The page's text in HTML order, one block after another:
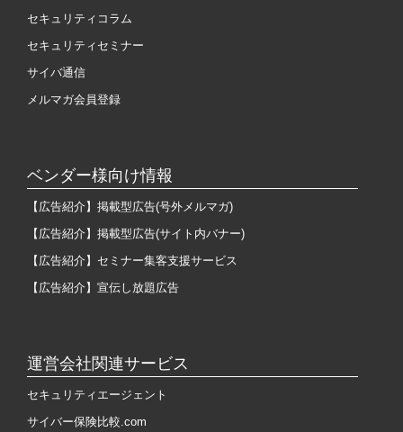
セキュリティコラム
セキュリティセミナー
サイバ通信
メルマガ会員登録
ベンダー様向け情報
【広告紹介】掲載型広告(号外メルマガ)
【広告紹介】掲載型広告(サイト内バナー)
【広告紹介】セミナー集客支援サービス
【広告紹介】宣伝し放題広告
運営会社関連サービス
セキュリティエージェント
サイバー保険比較.com